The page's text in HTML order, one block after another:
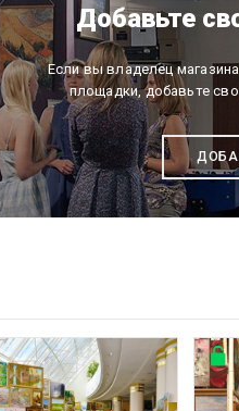
Добавьте
Если вы владелец
площадки, добавьте